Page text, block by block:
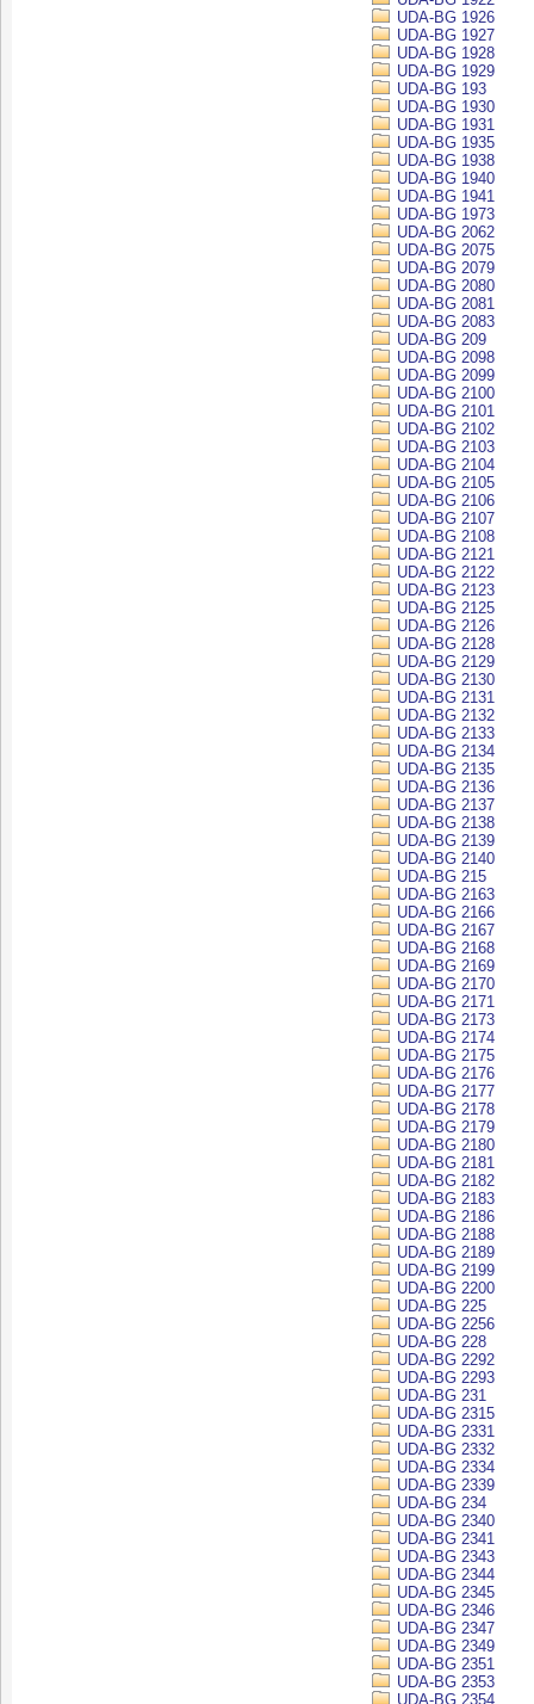
UDA-BG 1926
UDA-BG 1927
UDA-BG 1928
UDA-BG 1929
UDA-BG 193
UDA-BG 1930
UDA-BG 1931
UDA-BG 1935
UDA-BG 1938
UDA-BG 1940
UDA-BG 1941
UDA-BG 1973
UDA-BG 2062
UDA-BG 2075
UDA-BG 2079
UDA-BG 2080
UDA-BG 2081
UDA-BG 2083
UDA-BG 209
UDA-BG 2098
UDA-BG 2099
UDA-BG 2100
UDA-BG 2101
UDA-BG 2102
UDA-BG 2103
UDA-BG 2104
UDA-BG 2105
UDA-BG 2106
UDA-BG 2107
UDA-BG 2108
UDA-BG 2121
UDA-BG 2122
UDA-BG 2123
UDA-BG 2125
UDA-BG 2126
UDA-BG 2128
UDA-BG 2129
UDA-BG 2130
UDA-BG 2131
UDA-BG 2132
UDA-BG 2133
UDA-BG 2134
UDA-BG 2135
UDA-BG 2136
UDA-BG 2137
UDA-BG 2138
UDA-BG 2139
UDA-BG 2140
UDA-BG 215
UDA-BG 2163
UDA-BG 2166
UDA-BG 2167
UDA-BG 2168
UDA-BG 2169
UDA-BG 2170
UDA-BG 2171
UDA-BG 2173
UDA-BG 2174
UDA-BG 2175
UDA-BG 2176
UDA-BG 2177
UDA-BG 2178
UDA-BG 2179
UDA-BG 2180
UDA-BG 2181
UDA-BG 2182
UDA-BG 2183
UDA-BG 2186
UDA-BG 2188
UDA-BG 2189
UDA-BG 2199
UDA-BG 2200
UDA-BG 225
UDA-BG 2256
UDA-BG 228
UDA-BG 2292
UDA-BG 2293
UDA-BG 231
UDA-BG 2315
UDA-BG 2331
UDA-BG 2332
UDA-BG 2334
UDA-BG 2339
UDA-BG 234
UDA-BG 2340
UDA-BG 2341
UDA-BG 2343
UDA-BG 2344
UDA-BG 2345
UDA-BG 2346
UDA-BG 2347
UDA-BG 2349
UDA-BG 2351
UDA-BG 2353
UDA-BG 2354